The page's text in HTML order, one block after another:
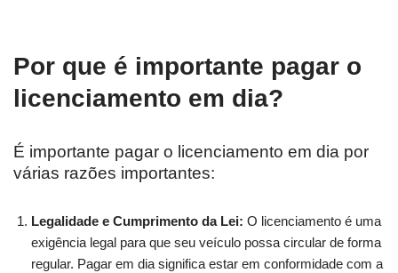
Por que é importante pagar o
licenciamento em dia?
É importante pagar o licenciamento em dia por
várias razões importantes:
Legalidade e Cumprimento da Lei: O licenciamento é uma
exigência legal para que seu veículo possa circular de forma
regular. Pagar em dia significa estar em conformidade com a